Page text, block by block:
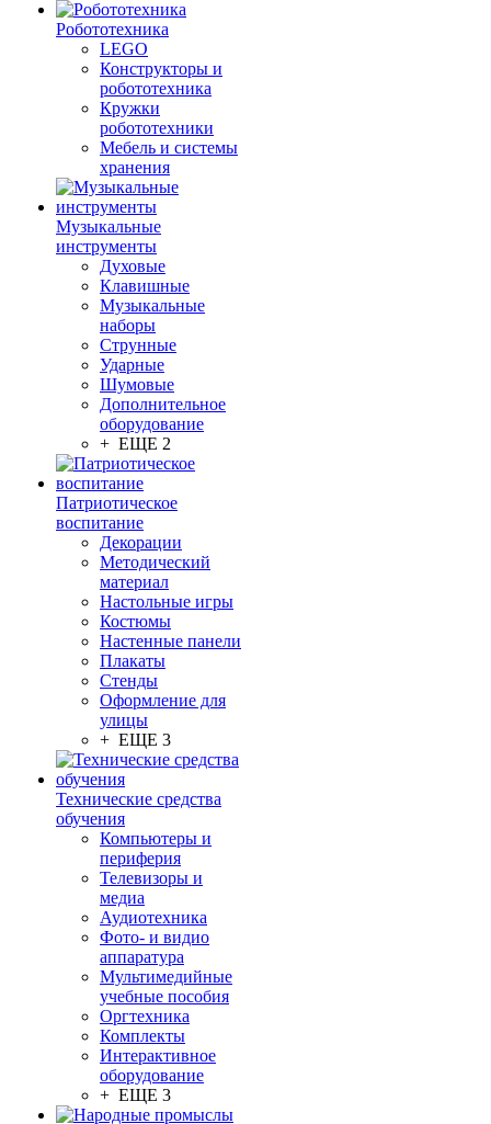
Робототехника
LEGO
Конструкторы и
робототехника
Кружки
робототехники
Мебель и системы
хранения
Музыкальные
инструменты
Духовые
Клавишные
Музыкальные
наборы
Струнные
Ударные
Шумовые
Дополнительное
оборудование
+ ЕЩЕ 2
Патриотическое
воспитание
Декорации
Методический
материал
Настольные игры
Костюмы
Настенные панели
Плакаты
Стенды
Оформление для
улицы
+ ЕЩЕ 3
Технические средства
обучения
Компьютеры и
периферия
Телевизоры и
медиа
Аудиотехника
Фото- и видио
аппаратура
Мультимедийные
учебные пособия
Оргтехника
Комплекты
Интерактивное
оборудование
+ ЕЩЕ 3